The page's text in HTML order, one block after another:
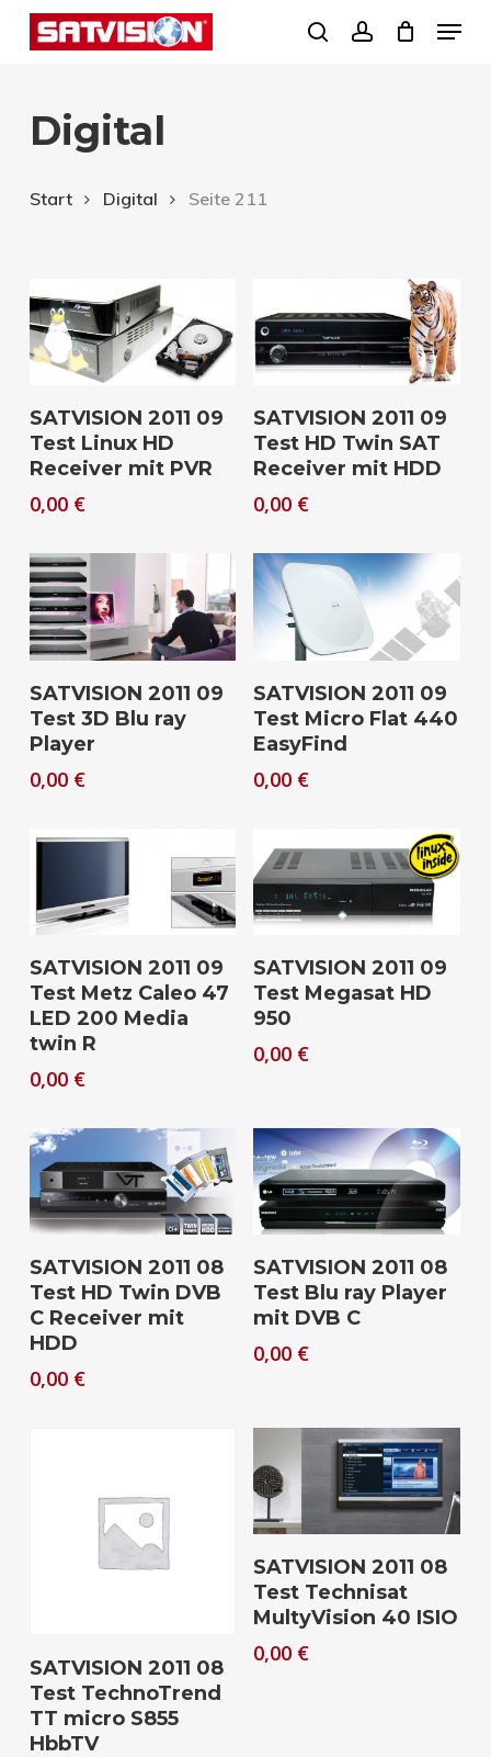
Skip
content
search
Menu
Digital
Start Digital Seite 211
Download
SATVISION 2011 09
Test Linux HD
Receiver mit PVR
0,00 €
Download
SATVISION 2011 09
Test HD Twin SAT
Receiver mit HDD
0,00 €
Download
SATVISION 2011 09
Test 3D Blu ray
Player
0,00 €
Download
SATVISION 2011 09
Test Micro Flat 440
EasyFind
0,00 €
Download
SATVISION 2011 09
Test Metz Caleo 47
LED 200 Media
twin R
0,00 €
Download
SATVISION 2011 09
Test Megasat HD
950
0,00 €
Download
SATVISION 2011 08
Test HD Twin DVB
C Receiver mit
HDD
0,00 €
Download
SATVISION 2011 08
Test Blu ray Player
mit DVB C
0,00 €
Download
SATVISION 2011 08
Test TechnoTrend
TT micro S855
HbbTV
Download
SATVISION 2011 08
Test Technisat
MultyVision 40 ISIO
0,00 €